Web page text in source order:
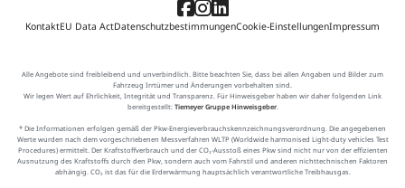
KontaktEU Data ActDatenschutzbestimmungenCookie-EinstellungenImpressum
Alle Angebote sind freibleibend und unverbindlich. Bitte beachten Sie, dass bei allen Angaben und Bilder zum
Fahrzeug Irrtümer und Änderungen vorbehalten sind.
Wir legen Wert auf Ehrlichkeit, Integrität und Transparenz. Für Hinweisgeber haben wir daher folgenden Link
bereitgestellt: Tiemeyer Gruppe Hinweisgeber.
* Die Informationen erfolgen gemäß der Pkw-Energieverbrauchskennzeichnungsverordnung. Die angegebenen
Werte wurden nach dem vorgeschriebenen Messverfahren WLTP (Worldwide harmonised Light-duty vehicles Test
Procedures) ermittelt. Der Kraftstoffverbrauch und der CO₂-Ausstoß eines Pkw sind nicht nur von der effizienten
Ausnutzung des Kraftstoffs durch den Pkw, sondern auch vom Fahrstil und anderen nichttechnischen Faktoren
abhängig. CO₂ ist das für die Erderwärmung hauptsächlich verantwortliche Treibhausgas.